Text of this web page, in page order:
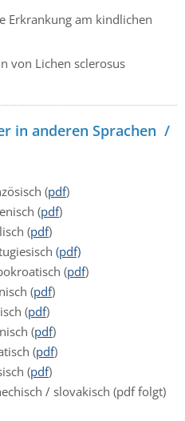
Erkrankung am kindlichen
von Lichen sclerosus
in anderen Sprachen /
(pdf)
(pdf)
(pdf)
(pdf)
(pdf)
(pdf)
(pdf)
(pdf)
(pdf)
(pdf)
/ slovakisch (pdf folgt)